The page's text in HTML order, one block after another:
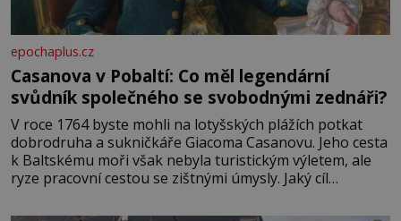
epochaplus.cz
Casanova v Pobaltí: Co měl legendární
svůdník společného se svobodnými zednáři?
V roce 1764 byste mohli na lotyšských plážích potkat
dobrodruha a sukničkáře Giacoma Casanovu. Jeho cesta
k Baltskému moři však nebyla turistickým výletem, ale
ryze pracovní cestou se zištnými úmysly. Jaký cíl
lotyšské Rigy? Casanova v Pobaltí kontaktoval tamní